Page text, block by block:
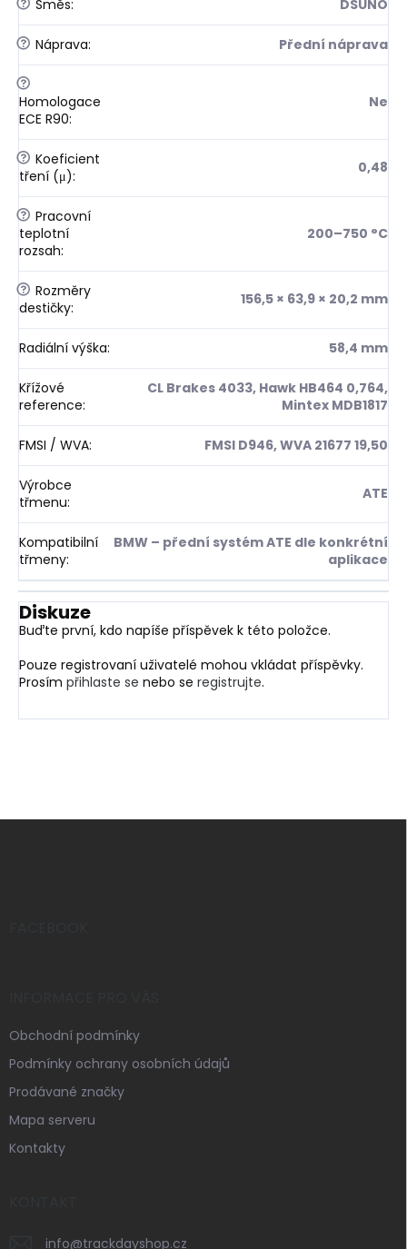
Směs: DSUNO
? Náprava: Přední náprava
?
Homologace
ECE R90:
Ne
? Koeficient
tření (μ): 0,48
? Pracovní
teplotní
rozsah:
200–750 °C
? Rozměry
destičky: 156,5 × 63,9 × 20,2 mm
Radiální výška: 58,4 mm
Křížové
reference:
CL Brakes 4033, Hawk HB464 0,764,
Mintex MDB1817
FMSI / WVA: FMSI D946, WVA 21677 19,50
Výrobce
třmenu: ATE
Kompatibilní
třmeny:
BMW – přední systém ATE dle konkrétní
aplikace
Diskuze
Buďte první, kdo napíše příspěvek k této položce.
Pouze registrovaní uživatelé mohou vkládat příspěvky.
Prosím přihlaste se nebo se registrujte.
Z
Obchodní podmínky
Podmínky ochrany osobních údajů
Prodávané značky
Mapa serveru
Kontakty
info@trackdayshop.cz